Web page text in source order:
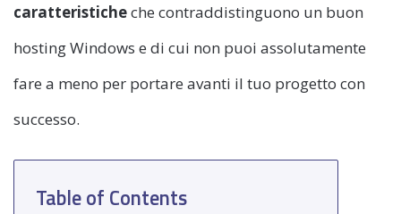
caratteristicheche contraddistinguono un buon
hosting Windows e di cui non puoi assolutamente
fare a meno per portare avanti il tuo progetto con
successo.
Table of Contents